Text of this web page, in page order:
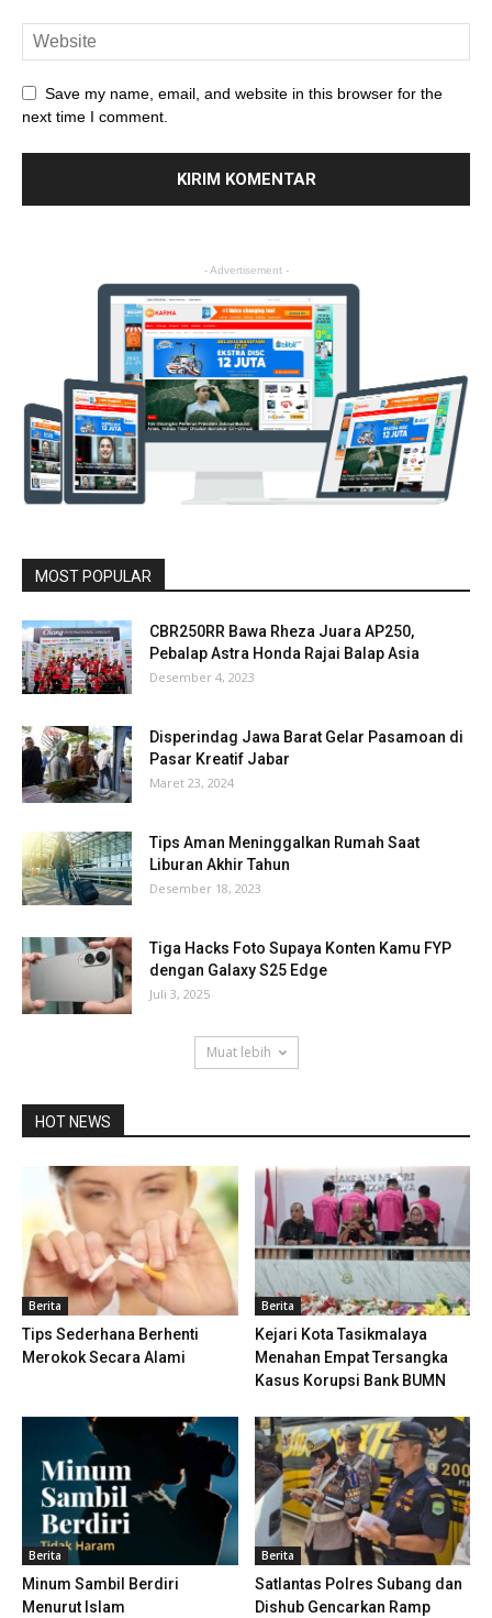
Save my name, email, and website in this browser for the
next time I comment.
- Advertisement -
MOST POPULAR
CBR250RR Bawa Rheza Juara AP250,
Pebalap Astra Honda Rajai Balap Asia
Desember 4, 2023
Disperindag Jawa Barat Gelar Pasamoan di
Pasar Kreatif Jabar
Maret 23, 2024
Tips Aman Meninggalkan Rumah Saat
Liburan Akhir Tahun
Desember 18, 2023
Tiga Hacks Foto Supaya Konten Kamu FYP
dengan Galaxy S25 Edge
Juli 3, 2025
Muat lebih
HOT NEWS
Berita
Tips Sederhana Berhenti
Merokok Secara Alami
Berita
Kejari Kota Tasikmalaya
Menahan Empat Tersangka
Kasus Korupsi Bank BUMN
Berita
Minum Sambil Berdiri
Menurut Islam
Berita
Satlantas Polres Subang dan
Dishub Gencarkan Ramp